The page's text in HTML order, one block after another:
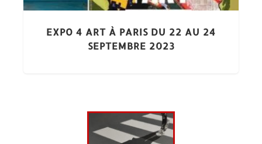
EXPO 4 ART À PARIS DU 22 AU 24
SEPTEMBRE 2023